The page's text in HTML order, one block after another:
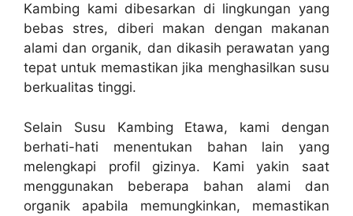
Kambing kami dibesarkan di lingkungan yang
bebas stres, diberi makan dengan makanan
alami dan organik, dan dikasih perawatan yang
tepat untuk memastikan jika menghasilkan susu
berkualitas tinggi.
Selain Susu Kambing Etawa, kami dengan
berhati-hati menentukan bahan lain yang
melengkapi profil gizinya. Kami yakin saat
menggunakan beberapa bahan alami dan
organik apabila memungkinkan, memastikan